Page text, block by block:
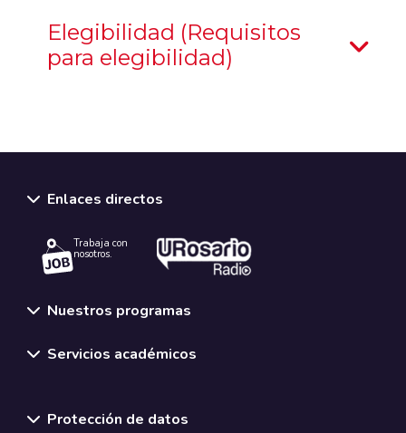
Elegibilidad (Requisitos
para elegibilidad)
Enlaces directos
Trabaja con
nosotros.
Nuestros programas
Servicios académicos
Protección de datos